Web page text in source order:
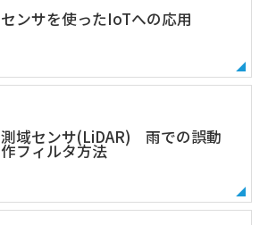
センサを使ったIoTへの応用
測域センサ(LiDAR) 雨での誤動
作フィルタ方法